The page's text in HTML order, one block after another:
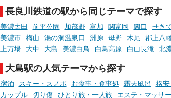
まったスポットが続々登場して
います。
現地取材記事もあわせて紹介し
ていますので、気になる施設は
ぜひチェックして次のおでかけ
先の参考にしてみてください
手相やタロットな
める占いで、“とと
時間を、もっと特
長良川鉄道の駅から同じテーマで探す
美濃太田 前平公園 加茂野 富加 関富岡 関口 せき
美濃市
梅山 湯の洞温泉口 洲原 母野 木尾 郡上八
上万場
大中 大島 美濃白鳥 白鳥高原 白山長滝 北
大島駅の人気テーマから探す
宿泊 スキー・スノボ お食事・食事処 露天風呂 格安
カップル
切り傷 ひとり旅・一人旅 エステ・マッサ